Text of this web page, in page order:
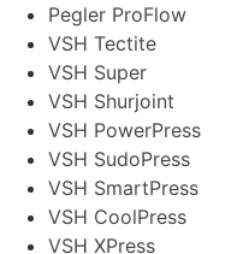
Pegler ProFlow
VSH Tectite
VSH Super
VSH Shurjoint
VSH PowerPress
VSH SudoPress
VSH SmartPress
VSH CoolPress
VSH XPress